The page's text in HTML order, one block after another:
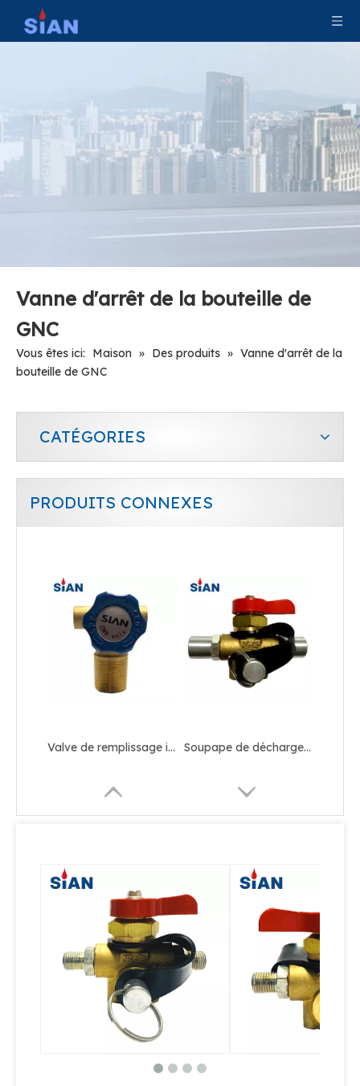
Vanne d'arrêt de la bouteille de
GNC
Vous êtes ici: Maison » Des produits » Vanne d'arrêt de la
bouteille de GNC
CATÉGORIES
PRODUITS CONNEXES
Valve de GNC de réservoir industriel QF-T1B SiAN Marque Chine Ningbo FUHUA Usine Gaz Industriel GNC Cylindre Vanne En Laiton
Cylindre GNC Valve
Valve de remplissage industriel de GNC Soupape de décharge de pression de réservoir industriel CNG